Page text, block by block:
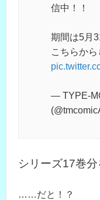
信中！！
期間は5月
こちらから
— TYPE-
シリーズ17巻
……だと！？